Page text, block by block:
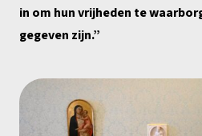
in om hun vrijheden te
gegeven zijn.”